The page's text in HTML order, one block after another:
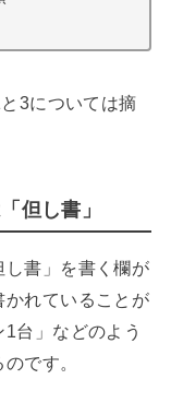
3については摘
但し書」
書」を書く欄が
かれていることが
台」などのよう
です。